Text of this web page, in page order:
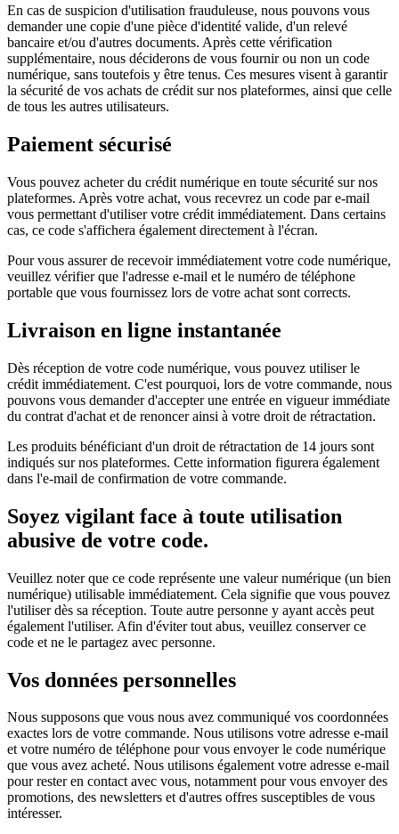
En cas de suspicion d'utilisation frauduleuse, nous pouvons vous
demander une copie d'une pièce d'identité valide, d'un relevé
bancaire et/ou d'autres documents. Après cette vérification
supplémentaire, nous déciderons de vous fournir ou non un code
numérique, sans toutefois y être tenus. Ces mesures visent à garantir
la sécurité de vos achats de crédit sur nos plateformes, ainsi que celle
de tous les autres utilisateurs.
Paiement sécurisé
Vous pouvez acheter du crédit numérique en toute sécurité sur nos
plateformes. Après votre achat, vous recevrez un code par e-mail
vous permettant d'utiliser votre crédit immédiatement. Dans certains
cas, ce code s'affichera également directement à l'écran.
Pour vous assurer de recevoir immédiatement votre code numérique,
veuillez vérifier que l'adresse e-mail et le numéro de téléphone
portable que vous fournissez lors de votre achat sont corrects.
Livraison en ligne instantanée
Dès réception de votre code numérique, vous pouvez utiliser le
crédit immédiatement. C'est pourquoi, lors de votre commande, nous
pouvons vous demander d'accepter une entrée en vigueur immédiate
du contrat d'achat et de renoncer ainsi à votre droit de rétractation.
Les produits bénéficiant d'un droit de rétractation de 14 jours sont
indiqués sur nos plateformes. Cette information figurera également
dans l'e-mail de confirmation de votre commande.
Soyez vigilant face à toute utilisation
abusive de votre code.
Veuillez noter que ce code représente une valeur numérique (un bien
numérique) utilisable immédiatement. Cela signifie que vous pouvez
l'utiliser dès sa réception. Toute autre personne y ayant accès peut
également l'utiliser. Afin d'éviter tout abus, veuillez conserver ce
code et ne le partagez avec personne.
Vos données personnelles
Nous supposons que vous nous avez communiqué vos coordonnées
exactes lors de votre commande. Nous utilisons votre adresse e-mail
et votre numéro de téléphone pour vous envoyer le code numérique
que vous avez acheté. Nous utilisons également votre adresse e-mail
pour rester en contact avec vous, notamment pour vous envoyer des
promotions, des newsletters et d'autres offres susceptibles de vous
intéresser.